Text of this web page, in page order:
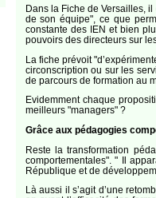
Dans la Fiche de Versailles,
de son équipe", ce que
constante des IEN et bien
pouvoirs des directeurs sur
La fiche prévoit
circonscription ou sur les
de parcours de formation au
Evidemment chaque
meilleurs "managers" ?
Grâce aux pédagogies
Reste la transformation
comportementales". " Il
République et de
Là aussi il s’agit d’une